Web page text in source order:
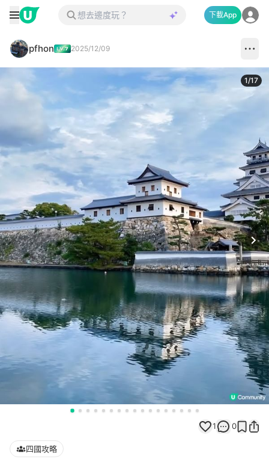
下載App
pfhon 2025/12/09
1/17
1 0
四國攻略